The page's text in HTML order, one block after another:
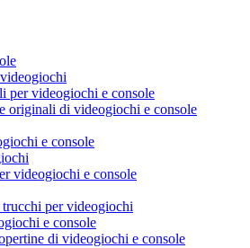
per videogiochi e console
originali di videogiochi e console
e console
videogiochi e console
per videogiochi
e console
di videogiochi e console